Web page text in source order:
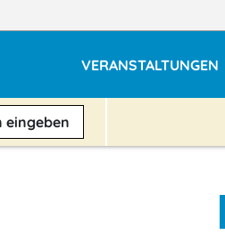
VERANSTALTUNGEN
eingeben